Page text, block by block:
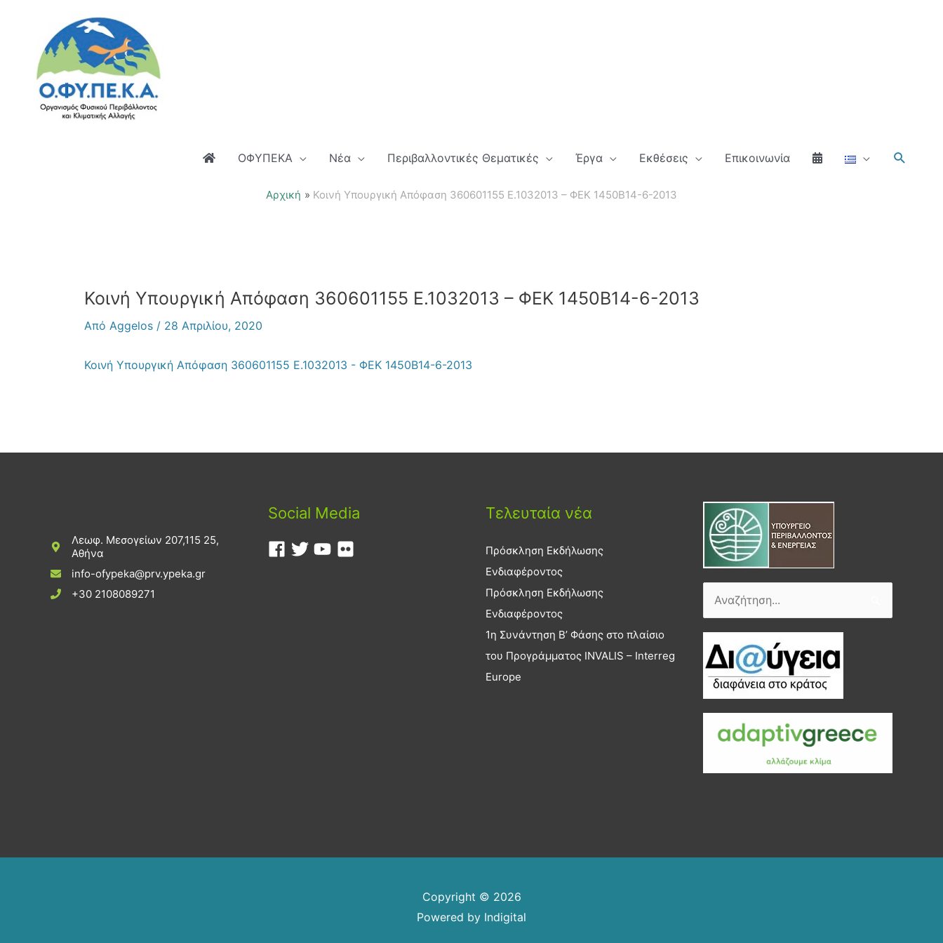
περιεχόμενο
ΟΦΥΠΕΚΑ Νέα Περιβαλλοντικές Θεματικές Έργα Εκθέσεις Επικοινωνία
Αρχική Κοινή Υπουργική Απόφαση 360601155 Ε.1032013 – ΦΕΚ 1450Β14-6-2013
Κοινή Υπουργική Απόφαση 360601155 Ε.1032013 – ΦΕΚ 1450Β14-6-2013
Από Aggelos / 28 Απριλίου, 2020
Κοινή Υπουργική Απόφαση 360601155 Ε.1032013 - ΦΕΚ 1450Β14-6-2013
Λεωφ. Μεσογείων 207,115 25,
Αθήνα
info-ofypeka@prv.ypeka.gr
+30 2108089271
Social Media Τελευταία νέα
Πρόσκληση Εκδήλωσης
Ενδιαφέροντος
Πρόσκληση Εκδήλωσης
Ενδιαφέροντος
1η Συνάντηση Β’ Φάσης στο πλαίσιο
του Προγράμματος INVALIS – Interreg
Europe
Αναζήτηση
Copyright © 2026
Powered by Indigital